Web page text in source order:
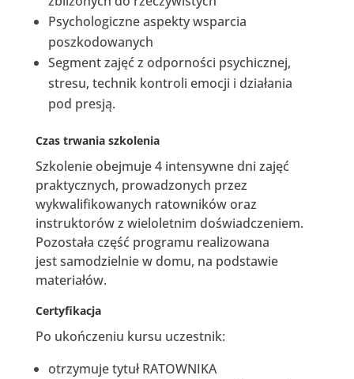
Psychologiczne aspekty wsparcia
poszkodowanych
Segment zajęć z odporności psychicznej,
stresu, technik kontroli emocji i działania
pod presją.
Czas trwania szkolenia
Szkolenie obejmuje 4 intensywne dni zajęć
praktycznych, prowadzonych przez
wykwalifikowanych ratowników oraz
instruktorów z wieloletnim doświadczeniem.
Pozostała część programu realizowana
jest samodzielnie w domu, na podstawie
materiałów.
Certyfikacja
Po ukończeniu kursu uczestnik:
otrzymuje tytuł RATOWNIKA